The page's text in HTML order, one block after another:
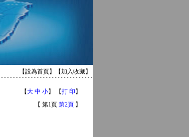
【設為首頁】【加入收藏】
【大 中 小】 【打 印 】
【 第1頁 第2頁 】